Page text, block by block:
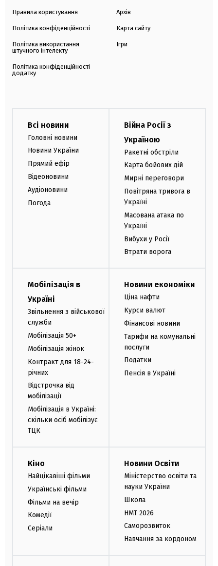
Правила користування
Політика конфіденційності
Політика використання
штучного інтелекту
Політика конфіденційності
додатку
Архів
Карта сайту
Ігри
Всі новини
Головні новини
Новини України
Прямий ефір
Відеоновини
Аудіоновини
Погода
Війна Росії з
Україною
Ракетні обстріли
Карта бойових дій
Мирні переговори
Повітряна тривога в
Україні
Масована атака по
Україні
Вибухи у Росії
Втрати ворога
Мобілізація в
Україні
Звільнення з військової
служби
Мобілізація 50+
Мобілізація жінок
Контракт для 18-24-
річних
Відстрочка від
мобілізації
Мобілізація в Україні:
скільки осіб мобілізує
ТЦК
Новини економіки
Ціна нафти
Курси валют
Фінансові новини
Тарифи на комунальні
послуги
Податки
Пенсія в Україні
Кіно
Найцікавіші фільми
Українські фільми
Фільми на вечір
Комедії
Серіали
Новини Освіти
Міністерство освіти та
науки України
Школа
НМТ 2026
Саморозвиток
Навчання за кордоном